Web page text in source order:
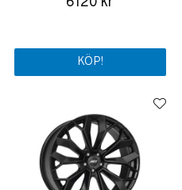
KÖP!